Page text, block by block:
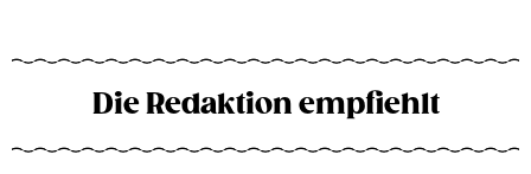
Die Redaktion empfiehlt